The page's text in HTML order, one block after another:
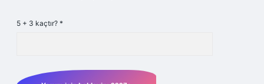
5 + 3 kaçtır? *